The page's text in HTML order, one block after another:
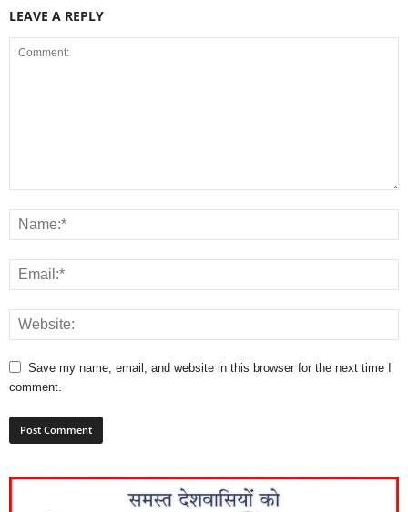
LEAVE A REPLY
Save my name, email, and website in this browser for the next time I
comment.